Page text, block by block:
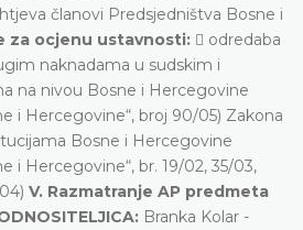
članovi Predsjedništva Bosne i
za ocjenu ustavnosti:  odredaba
naknadama u sudskim i
na nivou Bosne i Hercegovine
i Hercegovine“, broj 90/05) Zakona
Bosne i Hercegovine
i Hercegovine“, br. 19/02, 35/03,
V. Razmatranje AP predmeta
Branka Kolar -